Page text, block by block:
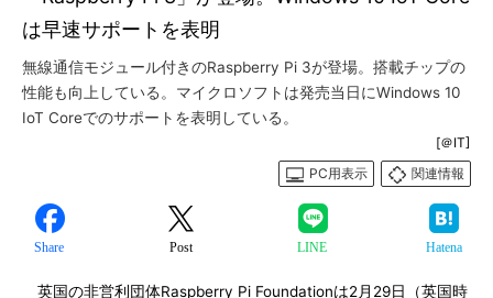
は早速サポートを表明
無線通信モジュール付きのRaspberry Pi 3が登場。搭載チップの
性能も向上している。マイクロソフトは発売当日にWindows 10
IoT Coreでのサポートを表明している。
[＠IT]
PC用表示
関連情報
Share Post LINE Hatena
英国の非営利団体Raspberry Pi Foundationは2月29日（英国時